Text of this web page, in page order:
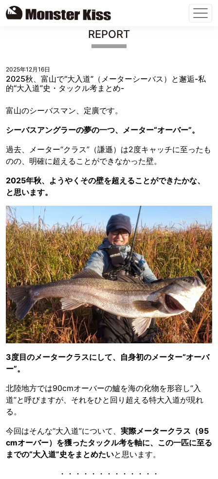
REPORT
2025年12月16日
2025秋、富山で“大入道”（メーターシーバス）と邂逅-私
的“大入道”史・タックル考まとめ-
富山のシーバスマン、定廣です。
シーバスアングラーの夢の一つ、メーター“オーバー”。
過去、メーター“クラス”（謙遜）は2度キャッチに至ったも
のの、明確に超えることができなかった壁。
2025年秋、ようやくその壁を超えることができたかな、
と思います。
3度目のメータークラスにして、自身初のメーター“オーバ
ー”。
北陸地方では90cmオーバーの鱸を海の化物を形容し“入
道”と呼びますが、それをひと回り超える特大入道が現れ
る。
今回はそんな“大入道”について、 実際メータークラス（95
cmオーバー）を獲ったタックル考を軸に、この一匹に至る
までの“大入道”史をまとめたいと思います。
・・・・・・・・・・・・・